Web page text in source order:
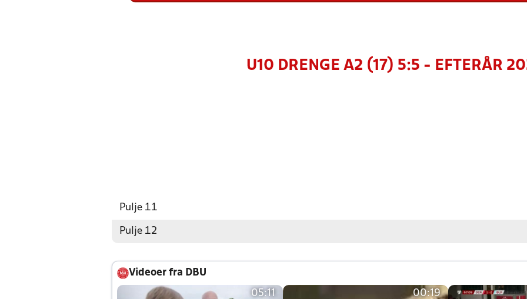
U10 DRENGE A2 (17) 5:5 - EFTERÅR
Pulje 11
Pulje 12
Videoer fra DBU
05:11 00:19